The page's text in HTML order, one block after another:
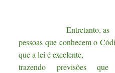
Entretanto, as
pessoas que conhecem o
que a lei é excelente,
trazendo previsões que